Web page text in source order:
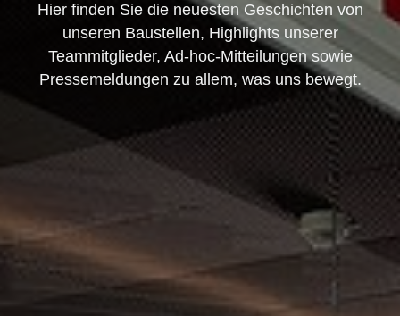
Hier finden Sie die neuesten Geschichten von
unseren Baustellen, Highlights unserer
Teammitglieder, Ad-hoc-Mitteilungen sowie
Pressemeldungen zu allem, was uns bewegt.